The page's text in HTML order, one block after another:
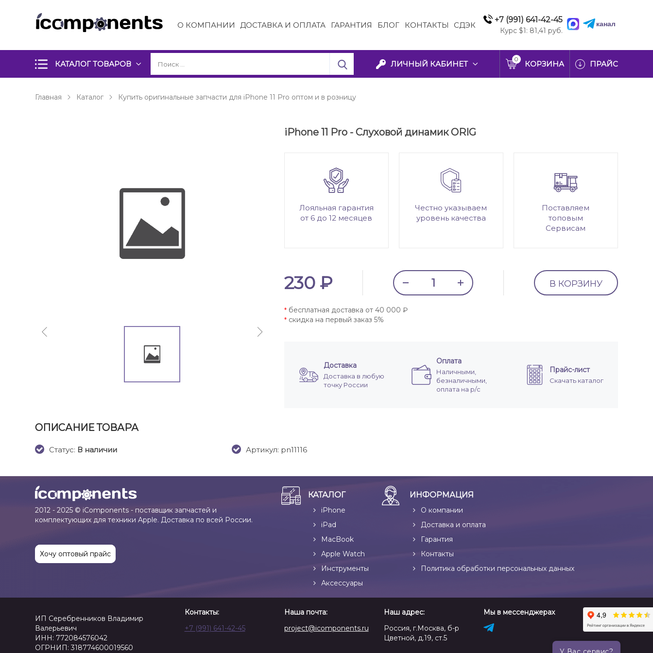
О КОМПАНИИ ДОСТАВКА И ОПЛАТА ГАРАНТИЯ БЛОГ КОНТАКТЫ СДЭК
+7 (991) 641-42-45
Курс $1: 81,41 руб.
канал
КАТАЛОГ ТОВАРОВ ЛИЧНЫЙ КАБИНЕТ
0
КОРЗИНА ПРАЙС
Главная Каталог Купить оригинальные запчасти для iPhone 11 Pro оптом и в розницу
iPhone 11 Pro - Слуховой динамик ORIG
Лояльная гарантия
от 6 до 12 месяцев
Честно указываем
уровень качества
Поставляем
топовым
Сервисам
230 ₽ В КОРЗИНУ
*бесплатная доставка от 40 000 ₽
*скидка на первый заказ 5%
Доставка
Доставка в любую
точку России
Оплата
Наличными,
безналичными,
оплата на р/с
Прайс-лист
Скачать каталог
ОПИСАНИЕ ТОВАРА
Cтатус: В наличии Артикул: pn11116
2012 - 2025 © iComponents - поставщик запчастей и
комплектующих для техники Apple. Доставка по всей России.
Хочу оптовый прайс
КАТАЛОГ
iPhone
iPad
MacBook
Apple Watch
Инструменты
Аксессуары
ИНФОРМАЦИЯ
О компании
Доставка и оплата
Гарантия
Контакты
Политика обработки персональных данных
ИП Серебренников Владимир
Валерьевич
ИНН: 772084576042
ОГРНИП: 318774600019560
Контакты:
+7 (991) 641-42-45
Наша почта:
project@icomponents.ru
Наш адрес:
Россия, г.Москва, б-р
Цветной, д.19, ст.5
Мы в мессенджерах